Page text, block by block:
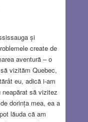
și
create de
aventură – o
vizităm Quebec,
eu, adică i-am
să vizitez
dorința mea, ea a
lăuda că am